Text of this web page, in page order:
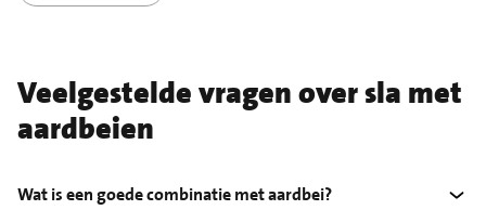
Veelgestelde vragen over sla met
aardbeien
Wat is een goede combinatie met aardbei?